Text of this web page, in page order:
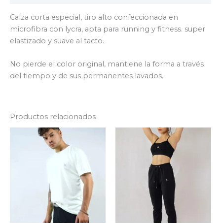
Calza corta especial, tiro alto confeccionada en
microfibra con lycra, apta para running y fitness. super
elastizado y suave al tacto.
No pierde el color original, mantiene la forma a través
del tiempo y de sus permanentes lavados.
Productos relacionados